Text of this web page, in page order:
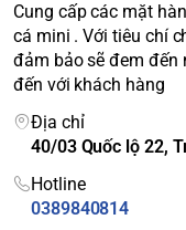
Cung cấp các mặt
cá mini . Với tiêu chí
đảm bảo sẽ đem đến
đến với khách hàng
Địa chỉ
40/03 Quốc lộ 22,
Hotline
0389840814